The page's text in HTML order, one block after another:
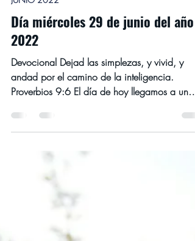
luzyverdadmtl
29 jun 2022
1 min de lectura
JUNIO 2022
Día miércoles 29 de junio del año
2022
Devocional Dejad las simplezas, y vivid, y
Proverbios 9:6 El día de hoy llegamos a un